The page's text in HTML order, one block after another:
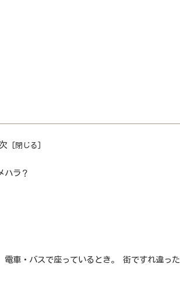
ハラ？
車・バスで座っているとき。 街ですれ違った